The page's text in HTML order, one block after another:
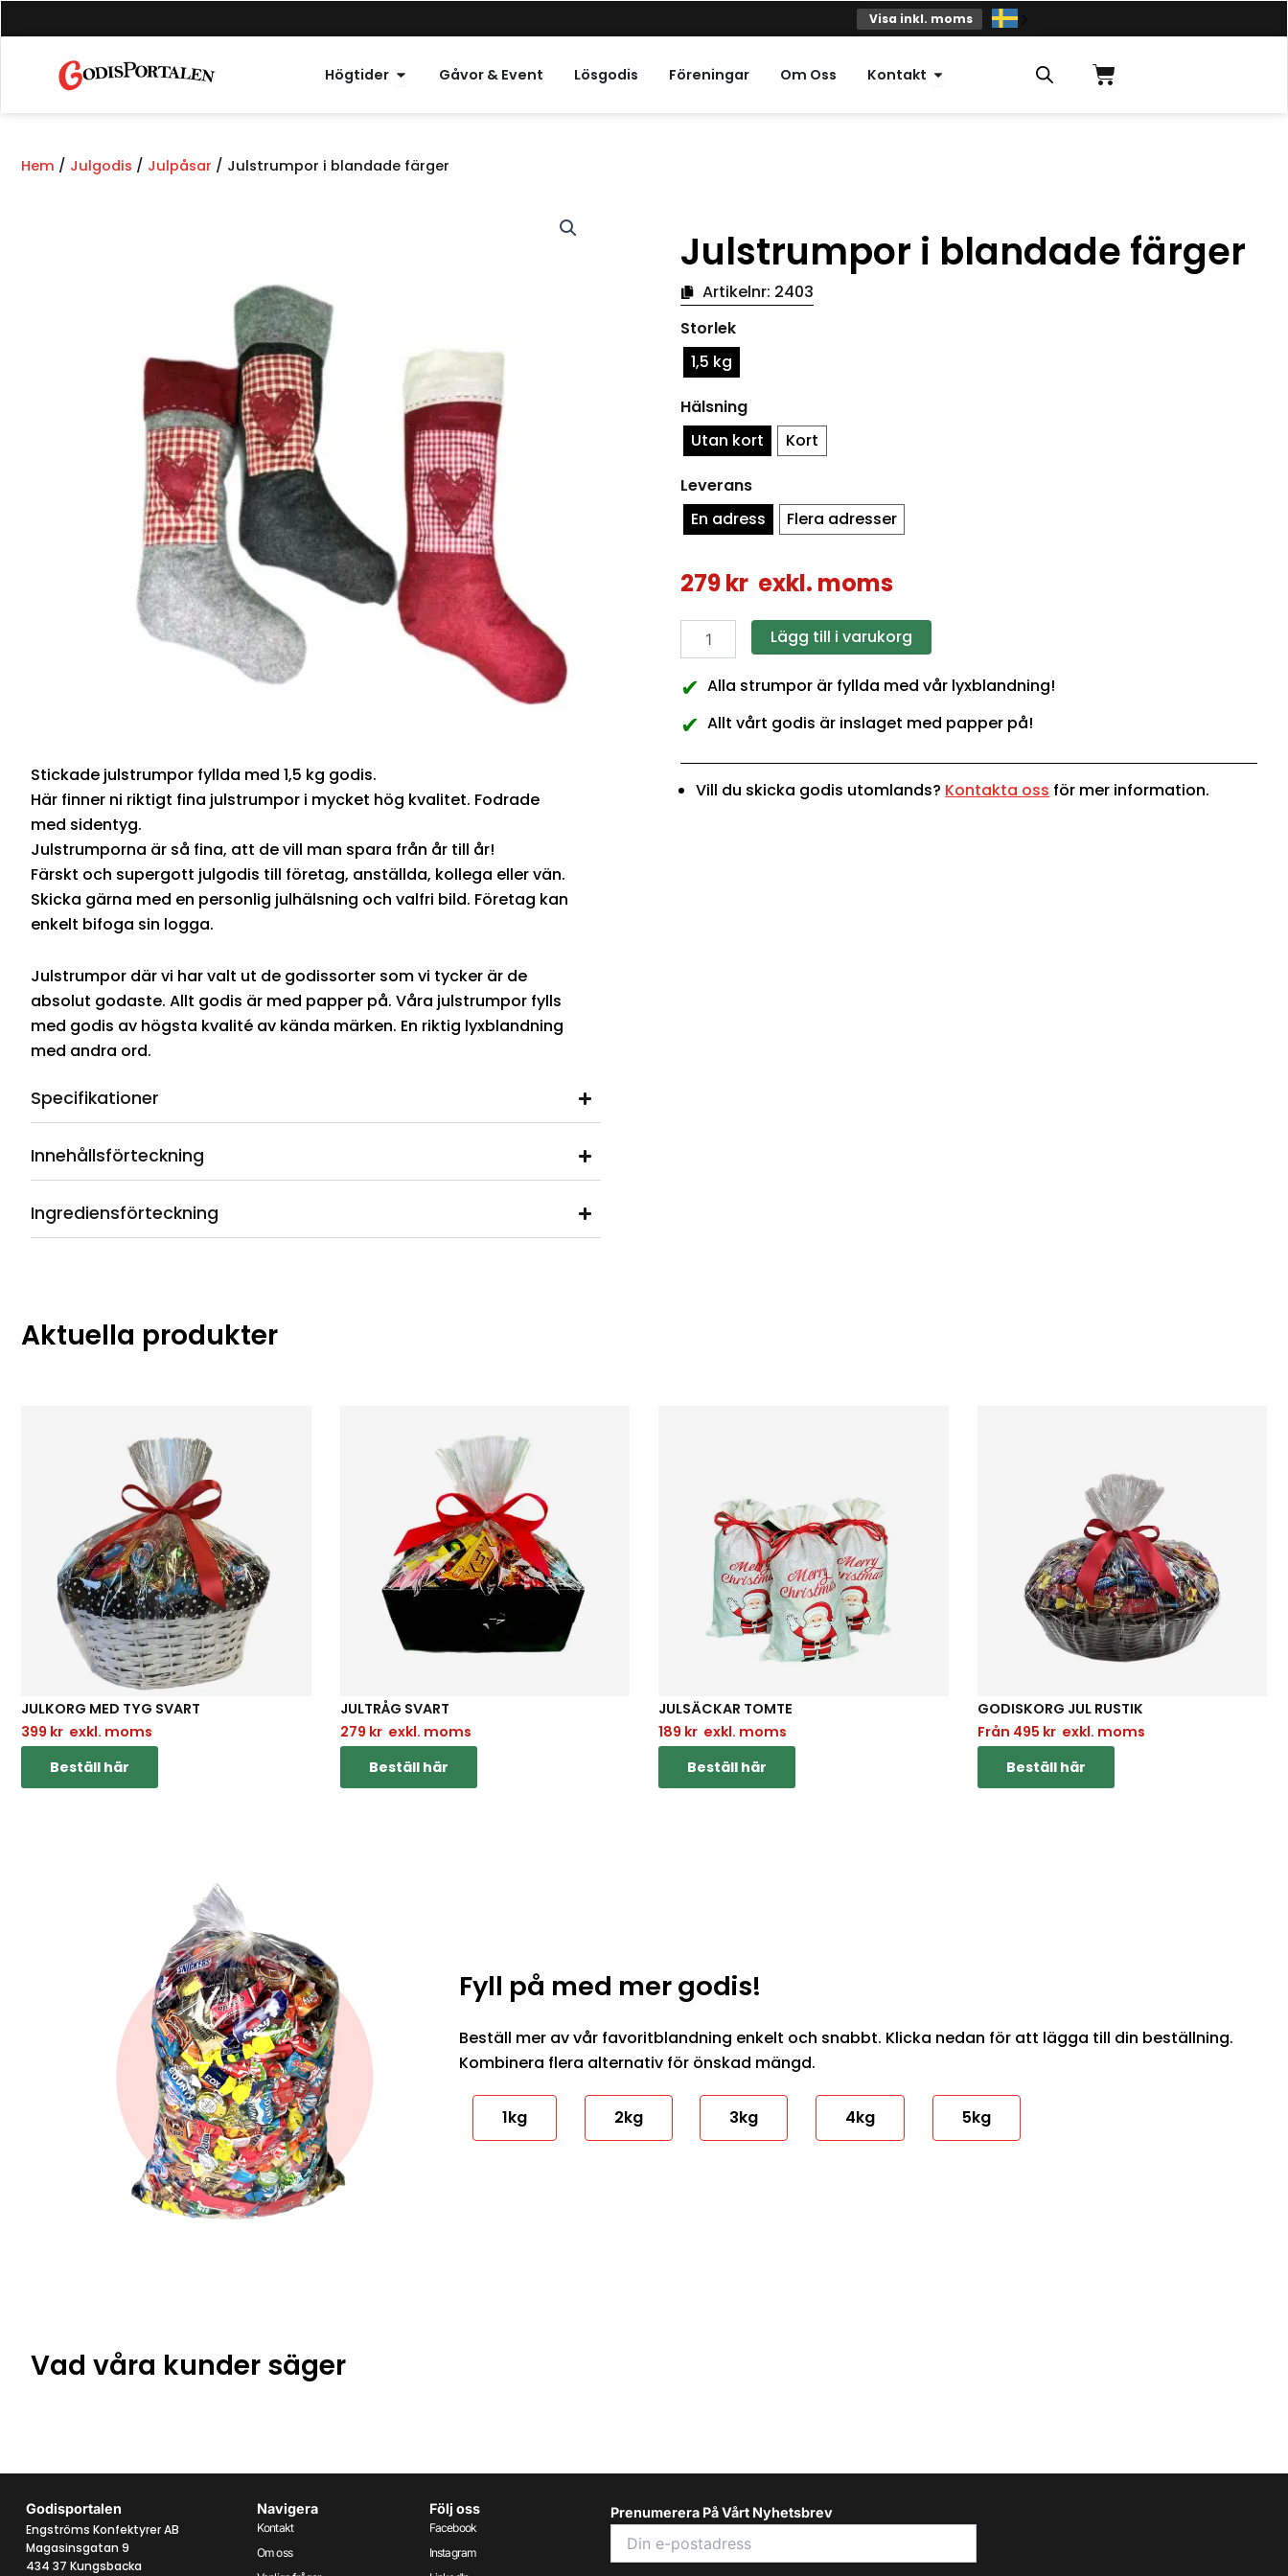
till
Visa inkl. moms
Högtider Öppna Högtider
Gåvor & Event Lösgodis Föreningar Om Oss Kontakt Öppna Kontakt Varukorg
Hem / Julgodis / Julpåsar / Julstrumpor i blandade färger
Stickade julstrumpor fyllda med 1,5 kg godis.
Här finner ni riktigt fina julstrumpor i mycket hög kvalitet. Fodrade
med sidentyg.
Julstrumporna är så fina, att de vill man spara från år till år!
Färskt och supergott julgodis till företag, anställda, kollega eller vän.
Skicka gärna med en personlig julhälsning och valfri bild. Företag kan
enkelt bifoga sin logga.
Julstrumpor där vi har valt ut de godissorter som vi tycker är de
absolut godaste. Allt godis är med papper på. Våra julstrumpor fylls
med godis av högsta kvalité av kända märken. En riktig lyxblandning
med andra ord.
Specifikationer
Innehållsförteckning
Ingrediensförteckning
Julstrumpor i blandade färger
Artikelnr: 2403
Storlek
1,5 kg
Hälsning
Utan kort
Kort
Leverans
En adress
Flera adresser
279kr exkl. moms
i
blandade
färger
Lägg till i varukorg
✔ Alla strumpor är fyllda med vår lyxblandning!
✔ Allt vårt godis är inslaget med papper på!
Vill du skicka godis utomlands? Kontakta oss för mer information.
Aktuella produkter
JULKORG MED TYG SVART
399 kr exkl. moms
Beställ här
JULTRÅG SVART
279 krexkl. moms
Beställ här
JULSÄCKAR TOMTE
189 kr exkl. moms
Beställ här
GODISKORG JUL RUSTIK
Från 495 krexkl. moms
Beställ här
Fyll på med mer godis!
Beställ mer av vår favoritblandning enkelt och snabbt. Klicka nedan för att lägga till din beställning.
Kombinera flera alternativ för önskad mängd.
1kg 2kg 3kg 4kg 5kg
Vad våra kunder säger
Godisportalen
Engströms Konfektyrer AB
Magasinsgatan 9
434 37 Kungsbacka
Navigera
Kontakt
Om oss
Följ oss
Facebook
Instagram
Prenumerera På Vårt Nyhetsbrev